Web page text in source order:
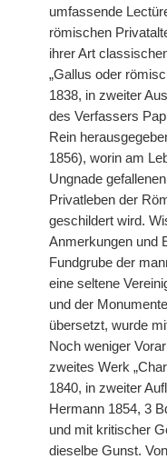
umfassende
römischen
ihrer Art
„Gallus oder
1838, in zweiter
des Verfassers
Rein
1856), worin am
Ungnade
Privatleben der
geschildert wird.
Anmerkungen und
Fundgrube der
eine seltene
und der
übersetzt, wurde
Noch weniger
zweites Werk
1840, in zweiter
Hermann 1854, 3
und mit kritischer
dieselbe Gunst.